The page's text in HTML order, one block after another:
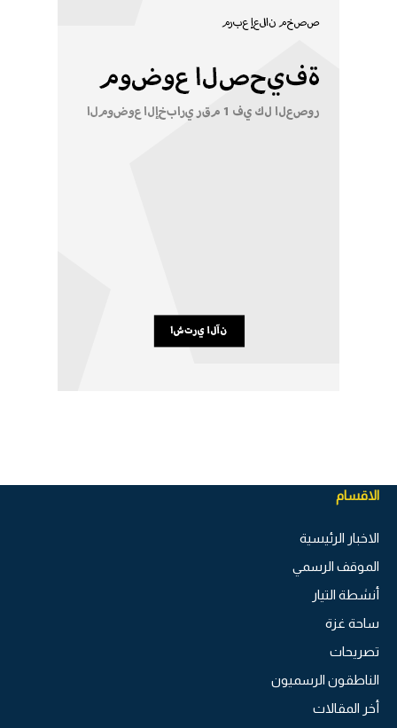
الاقسام
الاخبار الرئيسية
الموقف الرسمي
أنشطة التيار
ساحة غزة
تصريحات
الناطقون الرسميون
أخر المقالات